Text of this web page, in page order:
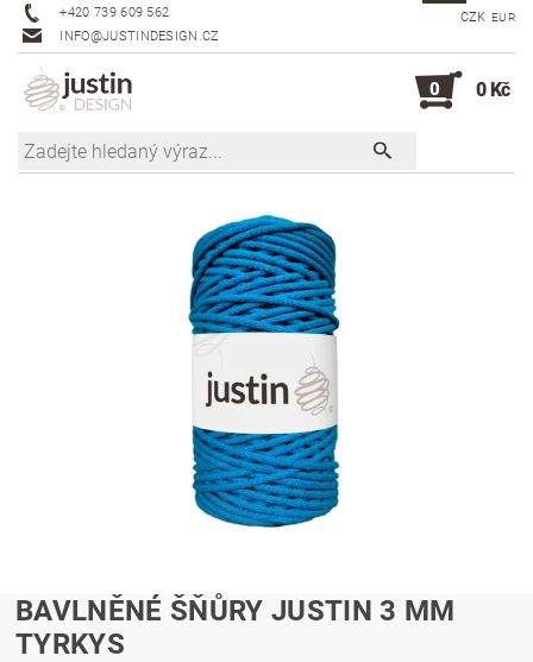
+420 739 609 562
INFO@JUSTINDESIGN.CZ
CZK EUR
0 0 Kč
BAVLNĚNÉ ŠŇŮRY JUSTIN 3 MM
TYRKYS